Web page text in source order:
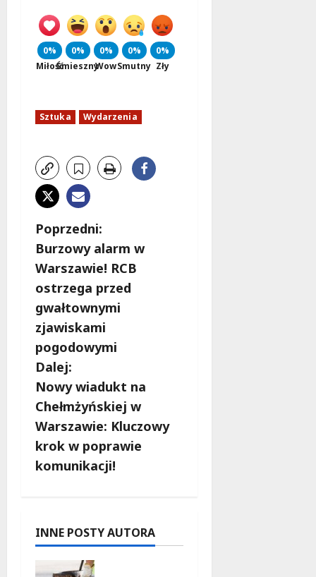
0%
Miłość
0%
Śmieszny
0%
Wow
0%
Smutny
0%
Zły
Sztuka Wydarzenia
Z
o
b
a
c
z
w
p
i
y
Poprzedni:
Burzowy alarm w
Warszawie! RCB
ostrzega przed
gwałtownymi
zjawiskami
pogodowymi
Dalej:
Nowy wiadukt na
Chełmżyńskiej w
Warszawie: Kluczowy
krok w poprawie
komunikacji!
INNE POSTY AUTORA